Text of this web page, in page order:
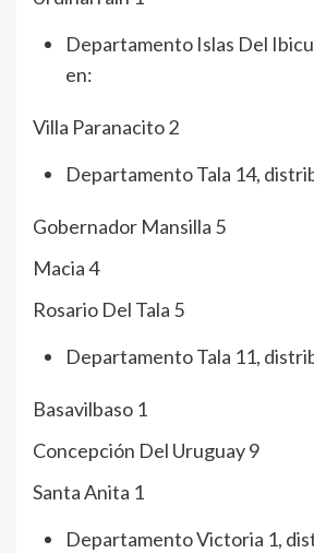
Departamento Islas Del
en:
Villa Paranacito 2
Departamento Tala 14,
Gobernador Mansilla 5
Macia 4
Rosario Del Tala 5
Departamento Tala 11,
Basavilbaso 1
Concepción Del Uruguay 9
Santa Anita 1
Departamento Victoria 1,